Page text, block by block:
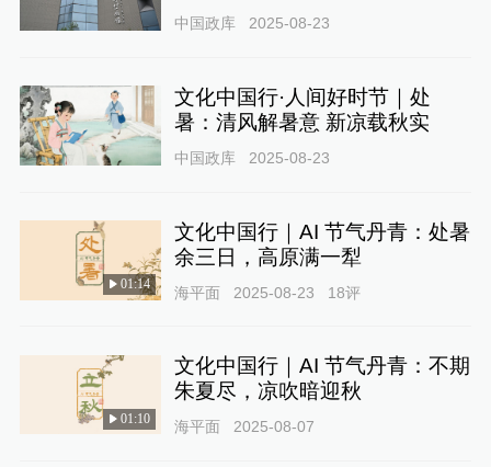
中国政库 2025-08-23
文化中国行·人间好时节｜处
暑：清风解暑意 新凉载秋实
中国政库 2025-08-23
01:14
文化中国行｜AI 节气丹青：处暑
余三日，高原满一犁
海平面 2025-08-23 18评
01:10
文化中国行｜AI 节气丹青：不期
朱夏尽，凉吹暗迎秋
海平面 2025-08-07